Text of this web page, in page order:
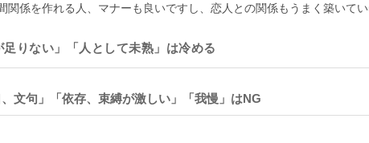
関係を作れる人、マナーも良いですし、恋人との関係もうまく築いてい
足りない」「人として未熟」は冷める
、文句」「依存、束縛が激しい」「我慢」はNG